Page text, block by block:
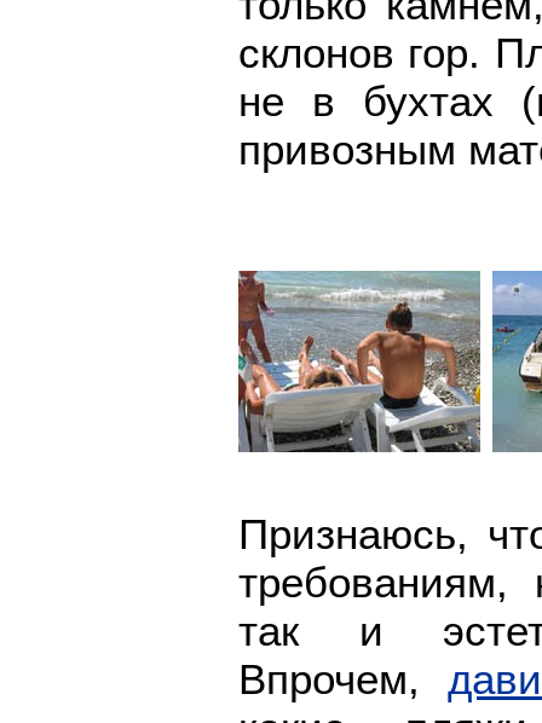
склонов гор.
не в бухтах
привозным
Признаюсь,
требованиям,
так и
Впрочем,